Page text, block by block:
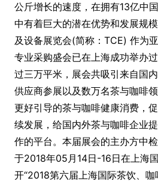
公斤增长的速度，在拥有13亿中
中有着巨大的潜在优势和发展规
及设备展览会(简称：TCE) 作为
专业采购盛会已在上海成功举办
过三万平米，展会共吸引来自国
供应商参展以及数万名茶与咖啡
更好引导的茶与咖啡健康消费，
续发展，给国内外茶与咖啡企业
作的平台。本届展会的主办方中
于2018年05月14日-16日在上海
开“2018第六届上海国际茶饮、咖